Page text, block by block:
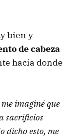
bien y
de cabeza
hacia donde
imaginé que
sacrificios
dicho esto, me